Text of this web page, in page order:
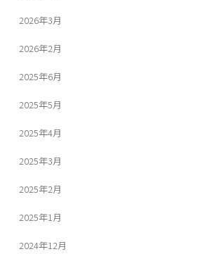
2026年3月
2026年2月
2025年6月
2025年5月
2025年4月
2025年3月
2025年2月
2025年1月
2024年12月